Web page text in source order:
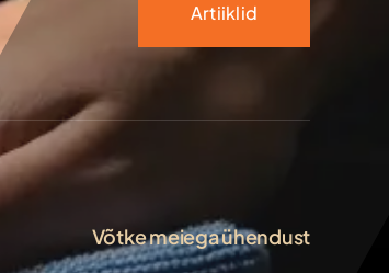
Artiiklid
Võtke meiega ühendust